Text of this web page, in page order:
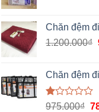
Chăn đệm
1.200.000₫
Chăn đệm
Được
975.000₫